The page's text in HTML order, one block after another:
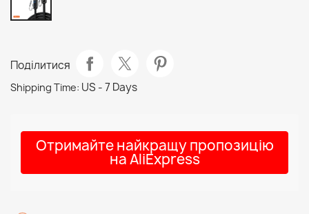
Поділитися
Shipping Time: US - 7 Days
Отримайте найкращу пропозицію
на AliExpress